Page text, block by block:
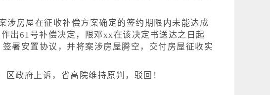
涉房屋在征收补偿方案确定的签约期限内未能达成
出61号补偿决定，限邓xx在该决定书送达之日起
署安置协议，并将案涉房屋腾空，交付房屋征收实